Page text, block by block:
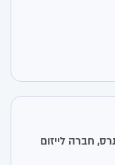
חברה לייזום